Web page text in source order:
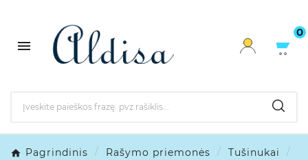

0
Pagrindinis Rašymo priemonės
Tušinukai